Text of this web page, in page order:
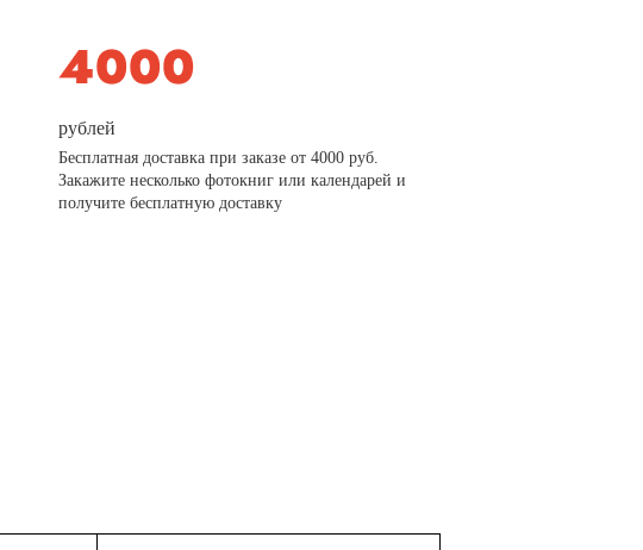
рублей
Бесплатная доставка при заказе от 4000 руб.
Закажите несколько фотокниг или календарей и
получите бесплатную доставку